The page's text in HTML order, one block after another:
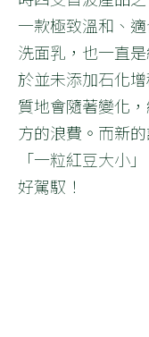
一款極致溫和、
洗面乳，也一直
於並未添加石化
質地會隨著變化
方的浪費。而新
「一粒紅豆大小
好駕馭！